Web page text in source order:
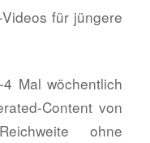
für jüngere
Mal wöchentlich
Content von
ohne